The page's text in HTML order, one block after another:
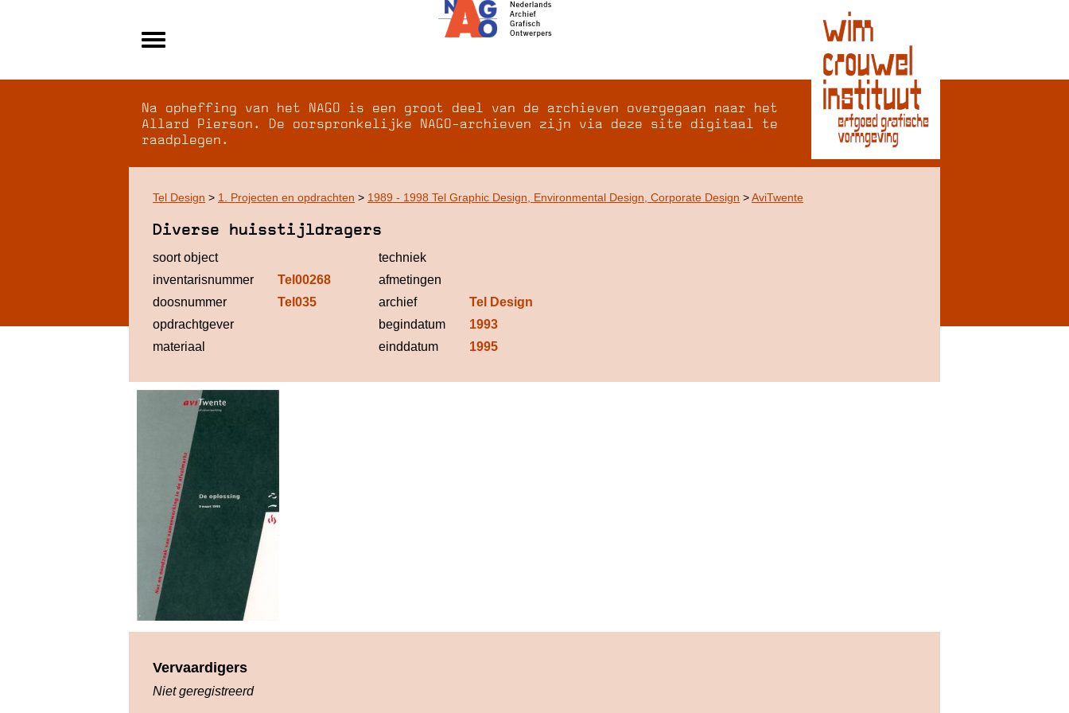
Over WCI
Inloggen
Na opheffing van het NAGO is een groot deel van de archieven overgegaan naar het
Allard Pierson. De oorspronkelijke NAGO-archieven zijn via deze site digitaal te
raadplegen.
Tel Design > 1. Projecten en opdrachten > 1989 - 1998 Tel Graphic Design, Environmental Design, Corporate Design >AviTwente
Diverse huisstijldragers
soort object
techniek
inventarisnummer
Tel00268
afmetingen
doosnummer
Tel035 archief
Tel Design
opdrachtgever
begindatum
1993
materiaal
einddatum 1995
Vervaardigers
Niet geregistreerd